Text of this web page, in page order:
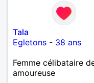
Tala
Egletons - 38 ans
Femme célibataire
amoureuse